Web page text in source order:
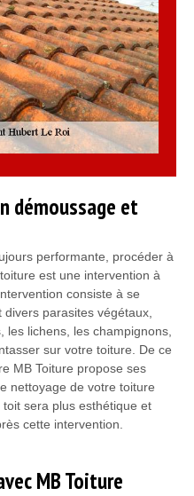
démoussage et
performante, procéder à
est une intervention à
consiste à se
parasites végétaux,
lichens, les champignons,
sur votre toiture. De ce
MB Toiture propose ses
nettoyage de votre toiture
sera plus esthétique et
cette intervention.
MB Toiture